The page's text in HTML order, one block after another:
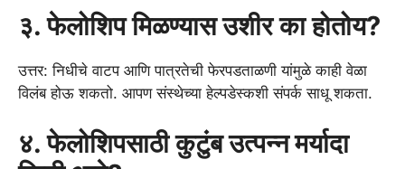
३. फेलोशिप मिळण्यास उशीर का होतोय?
उत्तर: निधीचे वाटप आणि पात्रतेची फेरपडताळणी यांमुळे काही वेळा
विलंब होऊ शकतो. आपण संस्थेच्या हेल्पडेस्कशी संपर्क साधू शकता.
४. फेलोशिपसाठी कुटुंब उत्पन्न मर्यादा